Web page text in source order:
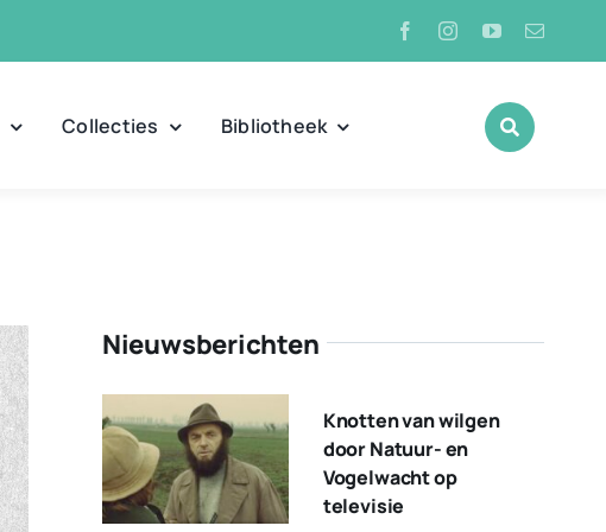
Collecties Bibliotheek
Nieuwsberichten
Knotten van wilgen
door Natuur- en
Vogelwacht op
televisie